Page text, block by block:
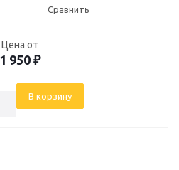
Сравнить
Цена от
1 950 ₽
В корзину